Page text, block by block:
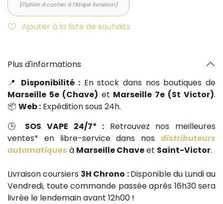
(Option à cocher à l'étape livraison)
Ajouter à la liste de souhaits
Plus d'informations
📍 Disponibilité : En stock dans nos boutiques de
Marseille 5e (Chave) et Marseille 7e (St Victor).
📦 Web : Expédition sous 24h.
🕒 SOS VAPE 24/7* : Retrouvez nos meilleures
ventes* en libre-service dans nos distributeurs
automatiques à Marseille Chaveet Saint-Victor.
Livraison coursiers 3H Chrono :Disponible du Lundi au
Vendredi, toute commande passée après 16h30 sera
livrée le lendemain avant 12h00 !